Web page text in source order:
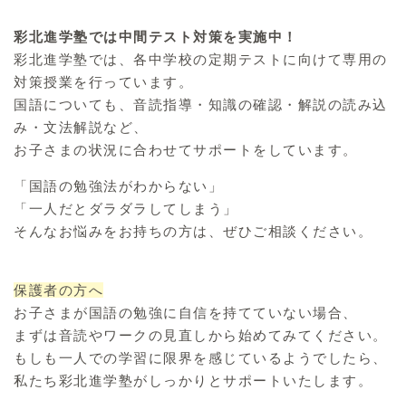
彩北進学塾では中間テスト対策を実施中！
彩北進学塾では、各中学校の定期テストに向けて専用の
対策授業を行っています。
国語についても、音読指導・知識の確認・解説の読み込
み・文法解説など、
お子さまの状況に合わせてサポートをしています。
「国語の勉強法がわからない」
「一人だとダラダラしてしまう」
そんなお悩みをお持ちの方は、ぜひご相談ください。
保護者の方へ
お子さまが国語の勉強に自信を持てていない場合、
まずは音読やワークの見直しから始めてみてください。
もしも一人での学習に限界を感じているようでしたら、
私たち彩北進学塾がしっかりとサポートいたします。